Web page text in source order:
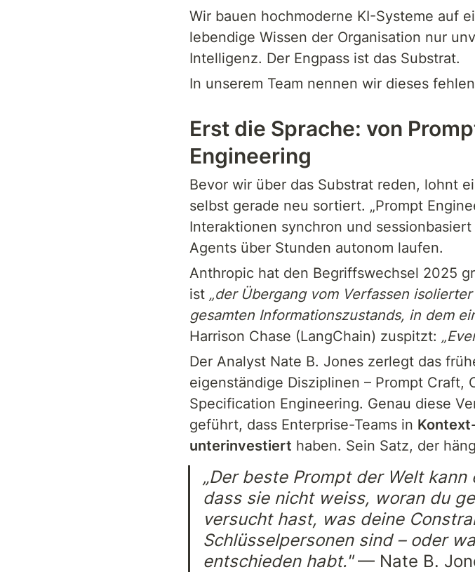
Wir bauen hochmoderne KI-Systeme auf
lebendige Wissen der Organisation nur
Intelligenz. Der Engpass ist das Substrat.
In unserem Team nennen wir dieses
Erst die Sprache: von
Engineering
Bevor wir über das Substrat reden, lohnt
selbst gerade neu sortiert. „Prompt
Interaktionen synchron und
Agents über Stunden autonom laufen.
Anthropic hat den Begriffswechsel 2025
ist „der Übergang vom Verfassen
gesamten Informationszustands, in dem
Harrison Chase (LangChain) zuspitzt:
Der Analyst Nate B. Jones zerlegt das
eigenständige Disziplinen – Prompt Craft,
Specification Engineering. Genau diese
geführt, dass Enterprise-Teams in
unterinvestiert haben. Sein Satz, der
„Der beste Prompt der Welt
dass sie nicht weiss, woran du
versucht hast, was deine
Schlüsselpersonen sind – oder
entschieden habt." — Nate B.